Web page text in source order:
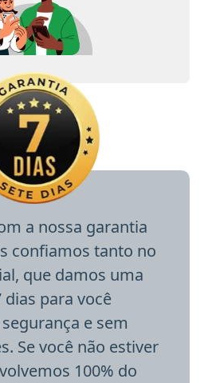
a nossa garantia
confiamos tanto no
que damos uma
para você
e sem
Se você não estiver
100% do